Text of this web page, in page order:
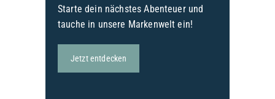
Starte dein nächstes Abenteuer und
tauche in unsere Markenwelt ein!
Jetzt entdecken